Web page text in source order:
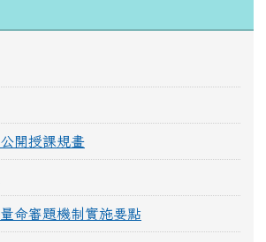
開授課規畫
命審題機制實施要點